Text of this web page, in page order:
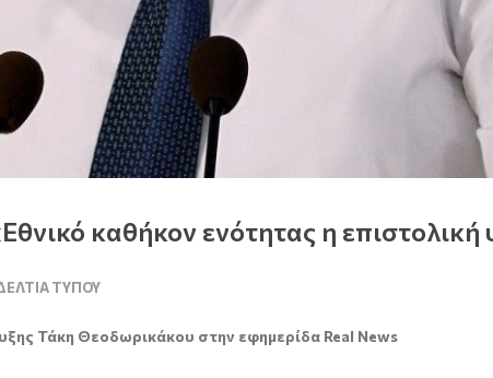
καθήκον ενότητας η
ΤΎΠΟΥ
Τάκη Θεοδωρικάκου στην εφημερίδα Real News